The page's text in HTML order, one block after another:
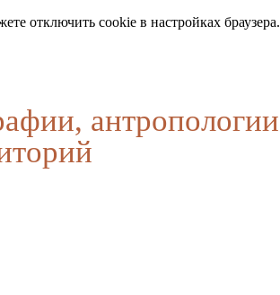
отключить cookie в настройках браузера.
антропологии